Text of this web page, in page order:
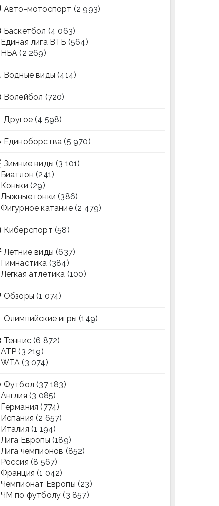
Авто-мотоспорт (2 993)
Баскетбол (4 063)
Единая лига ВТБ (564)
НБА (2 269)
Водные виды (414)
Волейбол (720)
Другое (4 598)
Единоборства (5 970)
Зимние виды (3 101)
Биатлон (241)
Коньки (29)
Лыжные гонки (386)
Фигурное катание(2 479)
Киберспорт (58)
Летние виды (637)
Гимнастика (384)
Легкая атлетика (100)
Обзоры (1 074)
Олимпийские игры (149)
Теннис (6 872)
ATP (3 219)
WTA (3 074)
Футбол (37 183)
Англия (3 085)
Германия (774)
Испания (2 657)
Италия (1 194)
Лига Европы (189)
Лига чемпионов (852)
Россия (8 567)
Франция (1 042)
Чемпионат Европы (23)
ЧМ по футболу (3 857)